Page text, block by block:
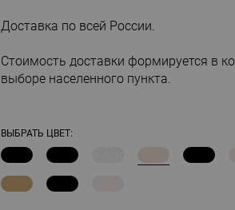
Доставка по всей России.
Стоимость доставки формируется в
выборе населенного пункта.
ВЫБРАТЬ ЦВЕТ: